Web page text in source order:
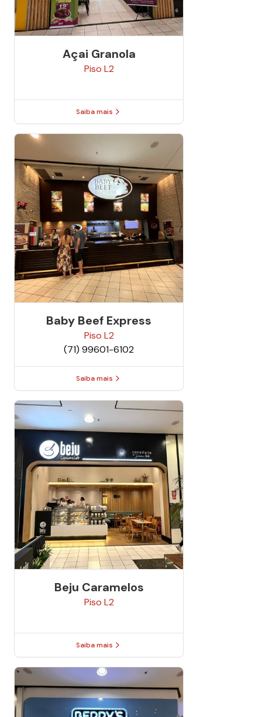
Açai Granola
Piso L2
Saiba mais
Baby Beef Express
Piso L2
(71) 99601-6102
Saiba mais
Beju Caramelos
Piso L2
Saiba mais